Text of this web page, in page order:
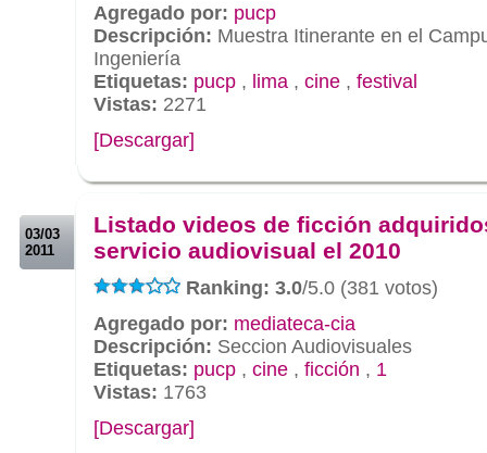
Agregado por: pucp
Descripción: Muestra Itinerante en el
Ingeniería
Etiquetas: pucp , lima , cine , festival
Vistas: 2271
[Descargar]
03/03
2011
Listado videos de ficción
servicio audiovisual el 2010
Ranking: 3.0/5.0 (381 votos)
Agregado por: mediateca-cia
Descripción: Seccion Audiovisuales
Etiquetas: pucp , cine , ficción , 1
Vistas: 1763
[Descargar]